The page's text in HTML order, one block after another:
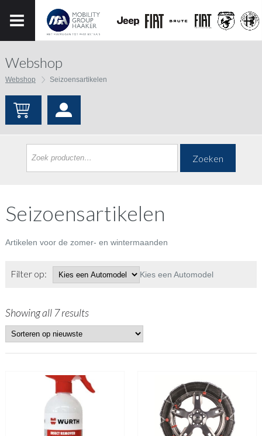
Webshop
Webshop Seizoensartikelen
Zoeken
Seizoensartikelen
Artikelen voor de zomer- en wintermaanden
Filter op: Kies een Automodel
Showing all 7 results